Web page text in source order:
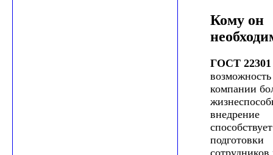
Кому он
ГОСТ 22301
возможность
компании
внедрение
способствует
подготовки
сотрудников